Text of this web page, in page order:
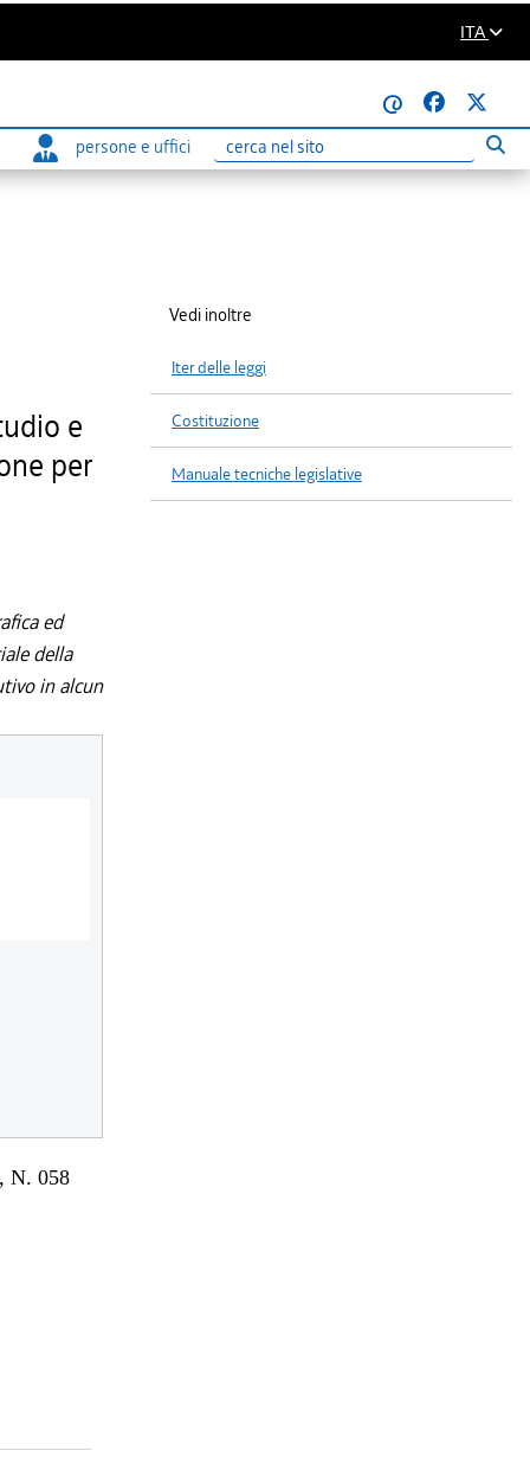
ITA
@
persone e uffici
Ricerca
e
per
ed
della
in alcun
N. 058
Vedi inoltre
Iter delle leggi
Costituzione
Manuale tecniche legislative